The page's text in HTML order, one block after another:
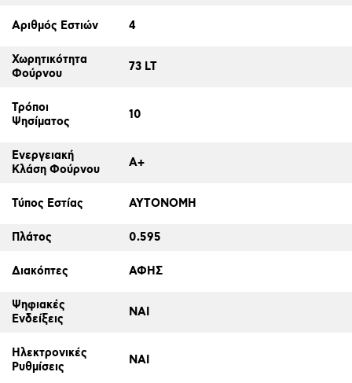
Αριθμός Εστιών 4
Χωρητικότητα
Φούρνου
73 LT
Τρόποι
Ψησίματος
10
Ενεργειακή
Κλάση Φούρνου
A+
Τύπος Εστίας ΑΥΤΟΝΟΜΗ
Πλάτος 0.595
Διακόπτες ΑΦΗΣ
Ψηφιακές
Ενδείξεις
ΝΑΙ
Ηλεκτρονικές
Ρυθμίσεις
ΝΑΙ